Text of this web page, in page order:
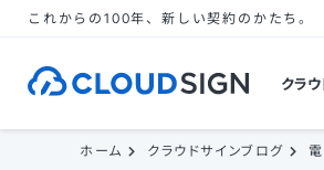
これからの100年、新しい契約のかたち。
クラ
ホーム クラウドサインブログ